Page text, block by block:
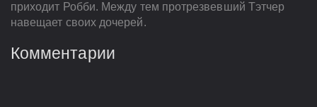
приходит Робби. Между тем протрезвевший Тэтчер
навещает своих дочерей.
Комментарии